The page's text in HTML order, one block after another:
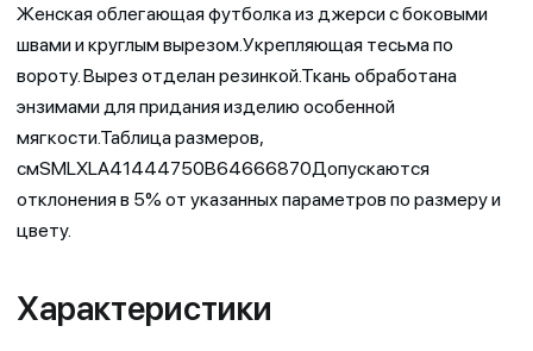
Женская облегающая футболка из джерси c боковыми
швами и круглым вырезом.Укрепляющая тесьма по
вороту. Вырез отделан резинкой.Ткань обработана
энзимами для придания изделию особенной
мягкости.Таблица размеров,
смSMLXLA41444750B64666870Допускаются
отклонения в 5% от указанных параметров по размеру и
цвету.
Характеристики